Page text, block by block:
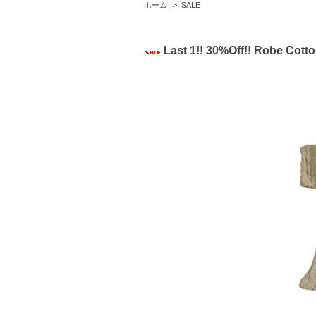
ホーム
> SALE
Last 1!! 30%Off!! Robe